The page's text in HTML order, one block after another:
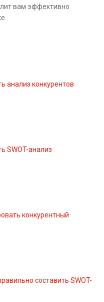
вам эффективно
анализ конкурентов
SWOT-анализ
конкурентный
составить SWOT-